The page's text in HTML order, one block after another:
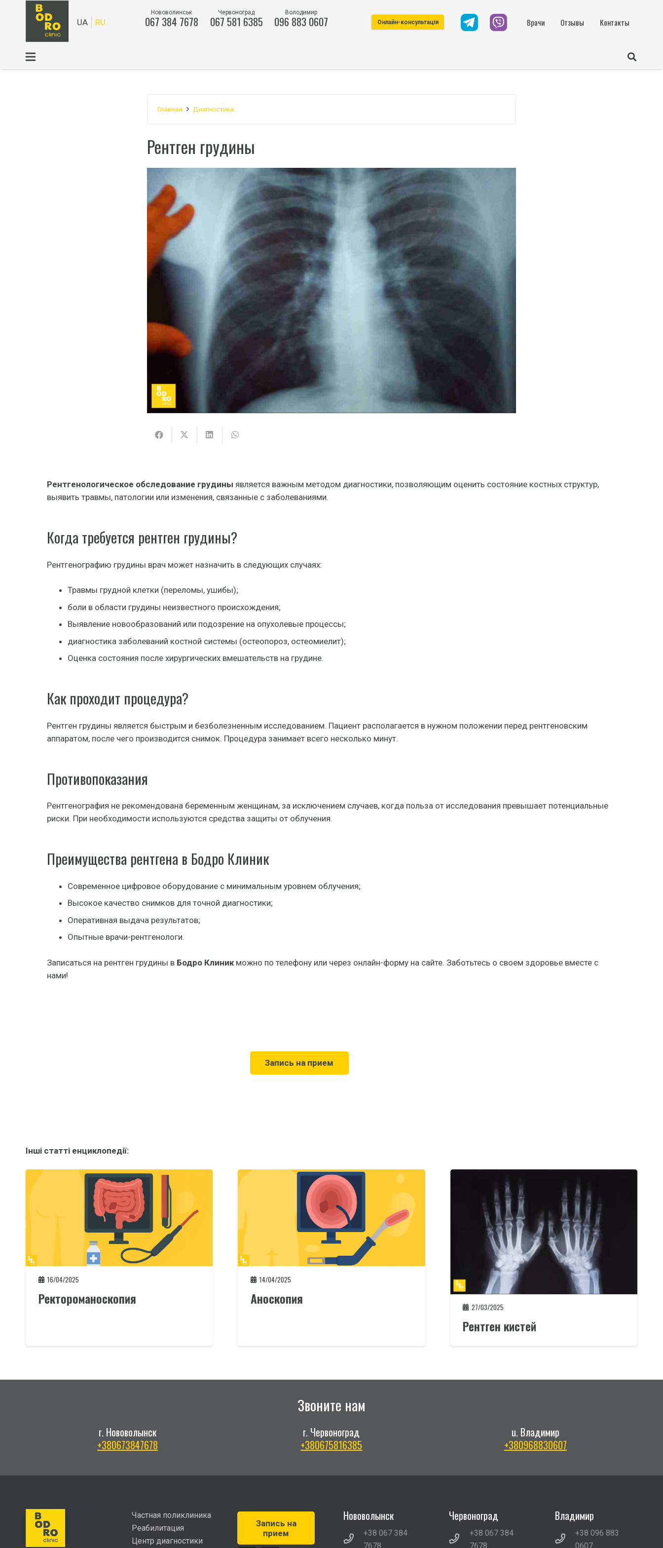
UA RU
Нововолинськ
067 384 7678
Червоноград
067 581 6385
Володимир
096 883 0607 Онлайн-консультація Врачи Отзывы Контакты
Главная Диагностика
Рентген грудины
Рентгенологическое обследование грудины является важным методом диагностики, позволяющим оценить состояние костных структур,
выявить травмы, патологии или изменения, связанные с заболеваниями.
Когда требуется рентген грудины?
Рентгенографию грудины врач может назначить в следующих случаях:
Травмы грудной клетки (переломы, ушибы);
боли в области грудины неизвестного происхождения;
Выявление новообразований или подозрение на опухолевые процессы;
диагностика заболеваний костной системы (остеопороз, остеомиелит);
Оценка состояния после хирургических вмешательств на грудине.
Как проходит процедура?
Рентген грудины является быстрым и безболезненным исследованием. Пациент располагается в нужном положении перед рентгеновским
аппаратом, после чего производится снимок. Процедура занимает всего несколько минут.
Противопоказания
Рентгенография не рекомендована беременным женщинам, за исключением случаев, когда польза от исследования превышает потенциальные
риски. При необходимости используются средства защиты от облучения.
Преимущества рентгена в Бодро Клиник
Современное цифровое оборудование с минимальным уровнем облучения;
Высокое качество снимков для точной диагностики;
Оперативная выдача результатов;
Опытные врачи-рентгенологи.
Записаться на рентген грудины в Бодро Клиникможно по телефону или через онлайн-форму на сайте. Заботьтесь о своем здоровье вместе с
нами!
Запись на прием
Інші статті енциклопедії:
16/04/2025
Ректороманоскопия
14/04/2025
Аноскопия
27/03/2025
Рентген кистей
Звоните нам
г. Нововолынск
+380673847678
г. Червоноград
+380675816385
u. Владимир
+380968830607
Частная поликлиника
Реабилитация
Центр диагностики
Запись на
прием
Нововолынск
+38 067 384
7678
Червоноград
+38 067 384
7678
Владимир
+38 096 883
0607